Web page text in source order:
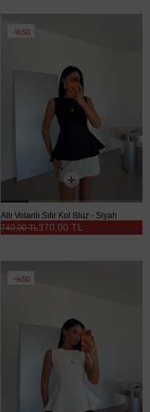
%50
Altı Volanlı Sıfır Kol Bluz - Siyah
370,00 TL
740,00 TL
%50